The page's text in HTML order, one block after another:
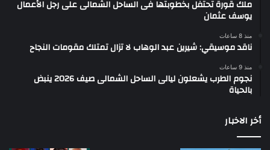
ملك قورة تحتفل بخطوبتها فى الساحل الشمالى على رجل الأعمال
يوسف عثمان
منذ 8 ساعات
ناقد موسيقي: شيرين عبد الوهاب لا تزال تمتلك مقومات النجاح
منذ 9 ساعات
نجوم الطرب يشعلون ليالى الساحل الشمالى صيف 2026 ينبض
بالحياة
أخر الاخبار